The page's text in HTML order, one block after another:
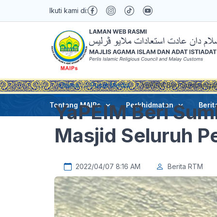
Ikuti kami di:
Tentang MAIPs Perkhidmatan
Utama Pusat Media YaPEIM Beri
YaPEIM Beri
Masjid Seluruh
2022/04/07 8:16 AM Berita RTM